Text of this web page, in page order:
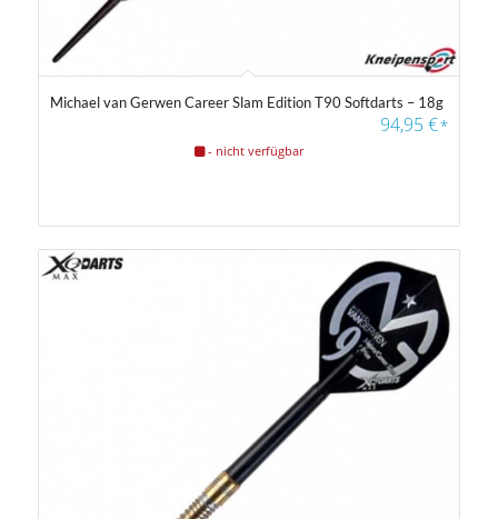
Michael van Gerwen Career Slam Edition T90 Softdarts – 18g
94,95€*
- nicht verfügbar